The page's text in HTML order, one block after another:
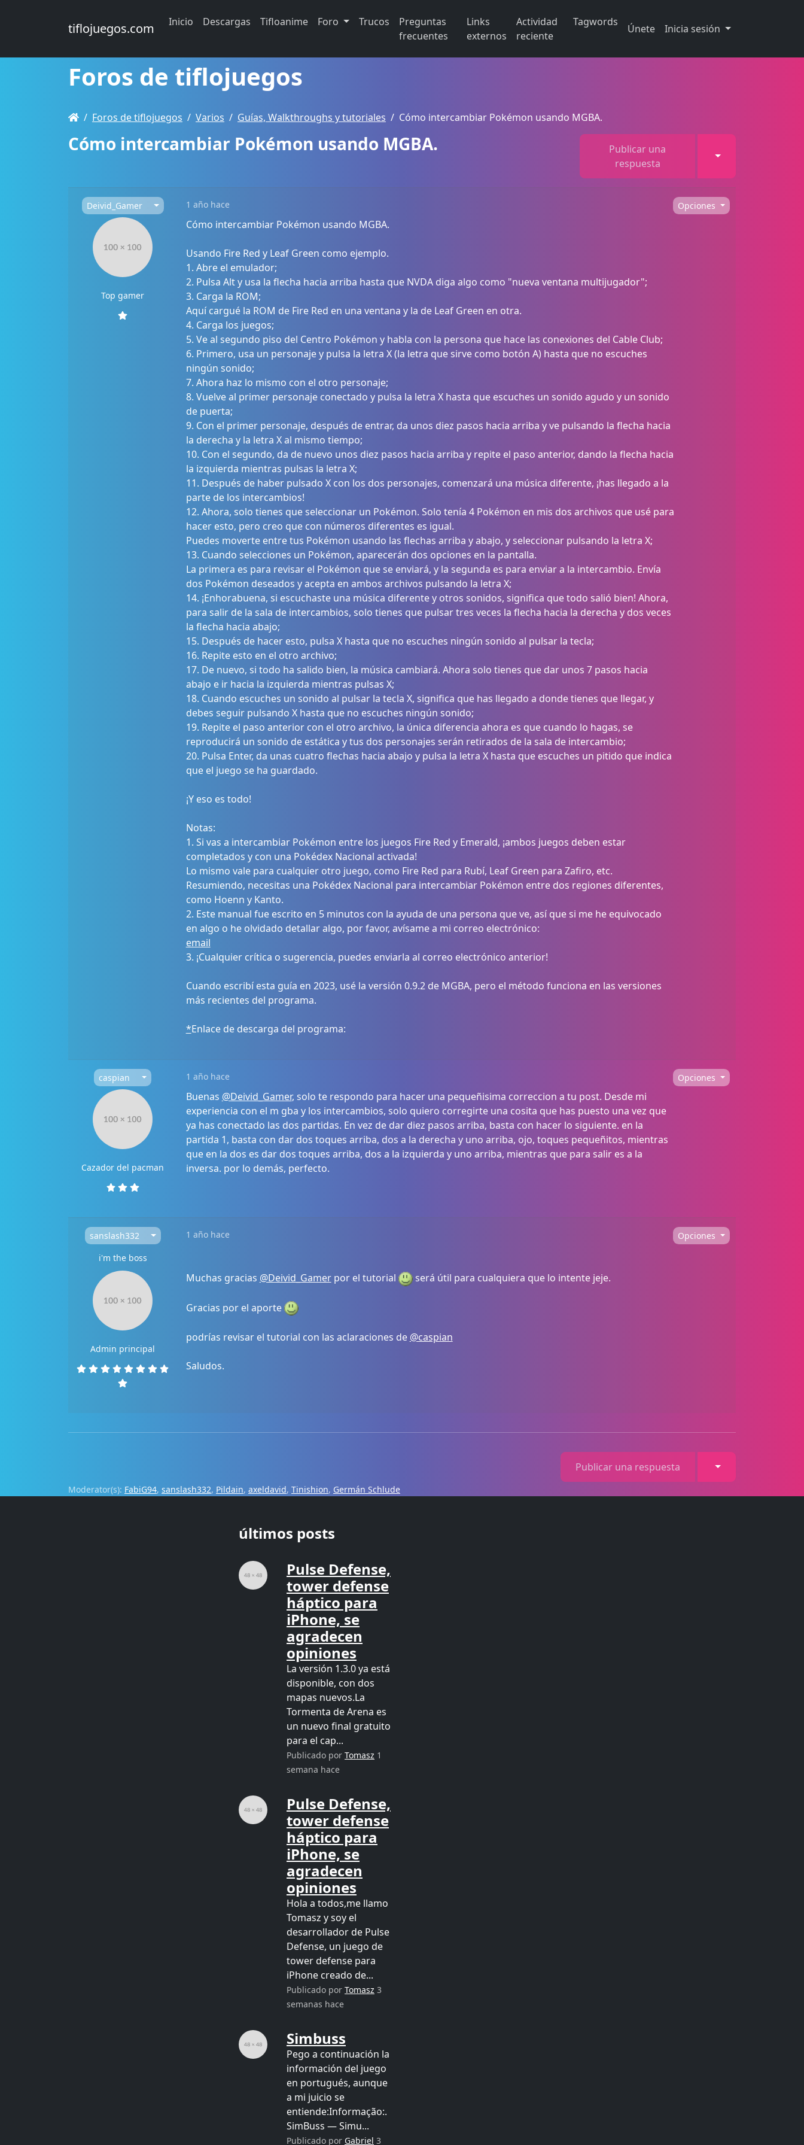
tiflojuegos.com Inicio Descargas Tifloanime Foro Trucos
Preguntas
frecuentes
Links
externos
Actividad
reciente
Tagwords
Únete Inicia sesión
Foros de tiflojuegos
Foros de tiflojuegos Varios Guías, Walkthroughs y tutoriales Cómo intercambiar Pokémon usando MGBA.
Cómo intercambiar Pokémon usando MGBA.
Publicar una
respuesta
Toggle Dropdown
Deivid_Gamer 1 año hace Opciones
Top gamer
Cómo intercambiar Pokémon usando MGBA.
Usando Fire Red y Leaf Green como ejemplo.
1. Abre el emulador;
2. Pulsa Alt y usa la flecha hacia arriba hasta que NVDA diga algo como "nueva ventana multijugador";
3. Carga la ROM;
Aquí cargué la ROM de Fire Red en una ventana y la de Leaf Green en otra.
4. Carga los juegos;
5. Ve al segundo piso del Centro Pokémon y habla con la persona que hace las conexiones del Cable Club;
6. Primero, usa un personaje y pulsa la letra X (la letra que sirve como botón A) hasta que no escuches
ningún sonido;
7. Ahora haz lo mismo con el otro personaje;
8. Vuelve al primer personaje conectado y pulsa la letra X hasta que escuches un sonido agudo y un sonido
de puerta;
9. Con el primer personaje, después de entrar, da unos diez pasos hacia arriba y ve pulsando la flecha hacia
la derecha y la letra X al mismo tiempo;
10. Con el segundo, da de nuevo unos diez pasos hacia arriba y repite el paso anterior, dando la flecha hacia
la izquierda mientras pulsas la letra X;
11. Después de haber pulsado X con los dos personajes, comenzará una música diferente, ¡has llegado a la
parte de los intercambios!
12. Ahora, solo tienes que seleccionar un Pokémon. Solo tenía 4 Pokémon en mis dos archivos que usé para
hacer esto, pero creo que con números diferentes es igual.
Puedes moverte entre tus Pokémon usando las flechas arriba y abajo, y seleccionar pulsando la letra X;
13. Cuando selecciones un Pokémon, aparecerán dos opciones en la pantalla.
La primera es para revisar el Pokémon que se enviará, y la segunda es para enviar a la intercambio. Envía
dos Pokémon deseados y acepta en ambos archivos pulsando la letra X;
14. ¡Enhorabuena, si escuchaste una música diferente y otros sonidos, significa que todo salió bien! Ahora,
para salir de la sala de intercambios, solo tienes que pulsar tres veces la flecha hacia la derecha y dos veces
la flecha hacia abajo;
15. Después de hacer esto, pulsa X hasta que no escuches ningún sonido al pulsar la tecla;
16. Repite esto en el otro archivo;
17. De nuevo, si todo ha salido bien, la música cambiará. Ahora solo tienes que dar unos 7 pasos hacia
abajo e ir hacia la izquierda mientras pulsas X;
18. Cuando escuches un sonido al pulsar la tecla X, significa que has llegado a donde tienes que llegar, y
debes seguir pulsando X hasta que no escuches ningún sonido;
19. Repite el paso anterior con el otro archivo, la única diferencia ahora es que cuando lo hagas, se
reproducirá un sonido de estática y tus dos personajes serán retirados de la sala de intercambio;
20. Pulsa Enter, da unas cuatro flechas hacia abajo y pulsa la letra X hasta que escuches un pitido que indica
que el juego se ha guardado.
¡Y eso es todo!
Notas:
1. Si vas a intercambiar Pokémon entre los juegos Fire Red y Emerald, ¡ambos juegos deben estar
completados y con una Pokédex Nacional activada!
Lo mismo vale para cualquier otro juego, como Fire Red para Rubí, Leaf Green para Zafiro, etc.
Resumiendo, necesitas una Pokédex Nacional para intercambiar Pokémon entre dos regiones diferentes,
como Hoenn y Kanto.
2. Este manual fue escrito en 5 minutos con la ayuda de una persona que ve, así que si me he equivocado
en algo o he olvidado detallar algo, por favor, avísame a mi correo electrónico:
email
3. ¡Cualquier crítica o sugerencia, puedes enviarla al correo electrónico anterior!
Cuando escribí esta guía en 2023, usé la versión 0.9.2 de MGBA, pero el método funciona en las versiones
más recientes del programa.
*Enlace de descarga del programa:
caspian 1 año hace Opciones
Cazador del pacman
Buenas @Deivid_Gamer, solo te respondo para hacer una pequeñisima correccion a tu post. Desde mi
experiencia con el m gba y los intercambios, solo quiero corregirte una cosita que has puesto una vez que
ya has conectado las dos partidas. En vez de dar diez pasos arriba, basta con hacer lo siguiente. en la
partida 1, basta con dar dos toques arriba, dos a la derecha y uno arriba, ojo, toques pequeñitos, mientras
que en la dos es dar dos toques arriba, dos a la izquierda y uno arriba, mientras que para salir es a la
inversa. por lo demás, perfecto.
sanslash332
i'm the boss
1 año hace Opciones
Admin principal
Muchas gracias @Deivid_Gamerpor el tutorial será útil para cualquiera que lo intente jeje.
Gracias por el aporte
podrías revisar el tutorial con las aclaraciones de @caspian
Saludos.
Publicar una respuesta Toggle Dropdown
Moderator(s): FabiG94, sanslash332, Pildain, axeldavid, Tinishion, Germán Schlude
últimos posts
Pulse Defense,
tower defense
háptico para
iPhone, se
agradecen
opiniones
La versión 1.3.0 ya está
disponible, con dos
mapas nuevos.La
Tormenta de Arena es
un nuevo final gratuito
para el cap...
Publicado por Tomasz 1
semana hace
Pulse Defense,
tower defense
háptico para
iPhone, se
agradecen
opiniones
Hola a todos,me llamo
Tomasz y soy el
desarrollador de Pulse
Defense, un juego de
tower defense para
iPhone creado de...
Publicado por Tomasz 3
semanas hace
Simbuss
Pego a continuación la
información del juego
en portugués, aunque
a mi juicio se
entiende:Informação:.
SimBuss — Simu...
Publicado por Gabriel 3